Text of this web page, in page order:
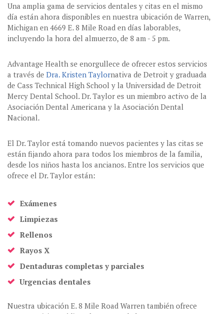
Una amplia gama de servicios dentales y citas en el mismo
día están ahora disponibles en nuestra ubicación de Warren,
Michigan en 4669 E. 8 Mile Road en días laborables,
incluyendo la hora del almuerzo, de 8 am - 5 pm.
Advantage Health se enorgullece de ofrecer estos servicios
a través de Dra. Kristen Taylornativa de Detroit y graduada
de Cass Technical High School y la Universidad de Detroit
Mercy Dental School. Dr. Taylor es un miembro activo de la
Asociación Dental Americana y la Asociación Dental
Nacional.
El Dr. Taylor está tomando nuevos pacientes y las citas se
están fijando ahora para todos los miembros de la familia,
desde los niños hasta los ancianos. Entre los servicios que
ofrece el Dr. Taylor están:
Exámenes
Limpiezas
Rellenos
Rayos X
Dentaduras completas y parciales
Urgencias dentales
Nuestra ubicación E. 8 Mile Road Warren también ofrece